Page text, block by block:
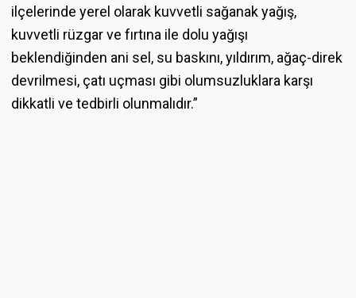
ilçelerinde yerel olarak kuvvetli sağanak yağış,
kuvvetli rüzgar ve fırtına ile dolu yağışı
beklendiğinden ani sel, su baskını, yıldırım, ağaç-direk
devrilmesi, çatı uçması gibi olumsuzluklara karşı
dikkatli ve tedbirli olunmalıdır.”